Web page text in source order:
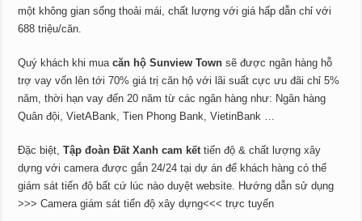
một không gian sống thoải mái, chất lượng với giá hấp dẫn chỉ với
688 triệu/căn.
Quý khách khi mua căn hộ Sunview Town sẽ được ngân hàng hỗ
trợ vay vốn lên tới 70% giá trị căn hộ với lãi suất cực ưu đãi chỉ 5%
năm, thời hạn vay đến 20 năm từ các ngân hàng như: Ngân hàng
Quân đội, VietABank, Tien Phong Bank, VietinBank …
Đặc biệt,Tập đoàn Đất Xanh cam kết tiến độ & chất lượng xây
dựng với camera được gắn 24/24 tại dự án để khách hàng có thể
giám sát tiến độ bất cứ lúc nào duyệt website. Hướng dẫn sử dụng
>>> Camera giám sát tiến độ xây dựng<<< trực tuyến